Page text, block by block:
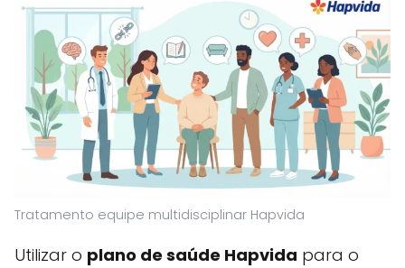
Tratamento equipe multidisciplinar Hapvida
Utilizar o plano de saúde Hapvida para o